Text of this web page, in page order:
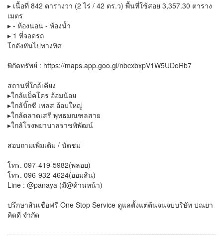
▸ เนื้อที่ 842 ตารางวา (2 ไร่ / 42 ตร.ว) พื้นที่ใช้สอย 3,357.30 ตาราง
เมตร
▸ - ห้องนอน - ห้องน้ำ
▸ 1 ที่จอดรถ
โกดังหันไปทางทิศ
พิกัดทรัพย์ : https://maps.app.goo.gl/nbcxbxpV1W5UDoRb7
สถานที่ใกล้เคียง
▸ใกล้แม็คโคร อ้อมน้อย
▸ใกล้บิ๊กซี เพลส อ้อมใหญ่
▸ใกล้ตลาดเสรี พุทธมณฑลสาย
▸ใกล้โรงพยาบาลราชพิพัฒน์
สอบถามเพิ่มเติม / นัดชม
โทร. 097-419-5982(พลอย)
โทร. 096-932-4624(ออมสิน)
Line : @panaya (มี@ด้านหน้า)
ปรึกษาสินเชื่อฟรี One Stop Service ดูแลตั้งแต่ต้นจนจบบริษัท ปณยา
คิดดี จำกัด